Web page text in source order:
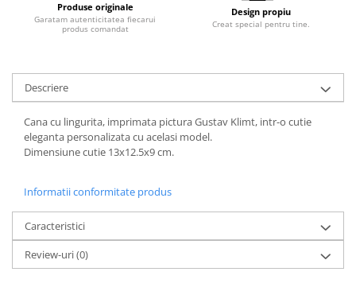
Produse originale
Garatam autenticitatea fiecarui
produs comandat
Design propiu
Creat special pentru tine.
Descriere
Cana cu lingurita, imprimata pictura Gustav Klimt, intr-o cutie
eleganta personalizata cu acelasi model.
Dimensiune cutie 13x12.5x9 cm.
Informatii conformitate produs
Caracteristici
Review-uri(0)